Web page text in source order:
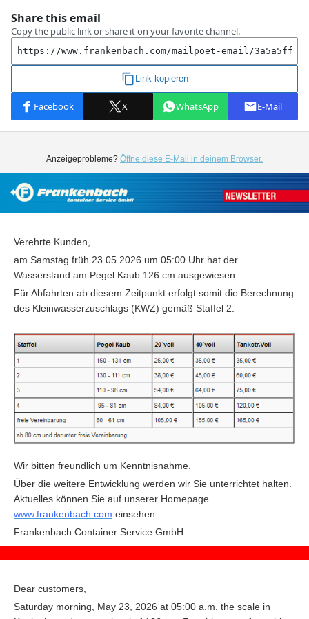
Anzeigeprobleme? Öffne diese E-Mail in deinem Browser.
Verehrte Kunden,
am Samstag früh 23.05.2026 um 05:00 Uhr hat der
Wasserstand am Pegel Kaub 126 cm ausgewiesen.
Für Abfahrten ab diesem Zeitpunkt erfolgt somit die Berechnung
des Kleinwasserzuschlags (KWZ) gemäß Staffel 2.
Wir bitten freundlich um Kenntnisnahme.
Über die weitere Entwicklung werden wir Sie unterrichtet halten.
Aktuelles können Sie auf unserer Homepage
www.frankenbach.com einsehen.
Frankenbach Container Service GmbH
Dear customers,
Saturday morning, May 23, 2026 at 05:00 a.m. the scale in